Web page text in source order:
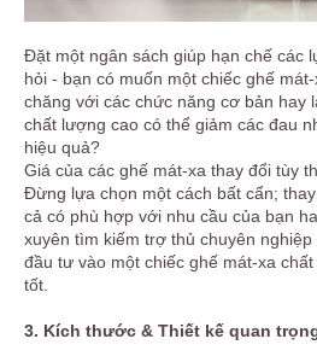
Đặt một ngân sách giúp hạn chế các
hỏi - bạn có muốn một chiếc ghế
chăng với các chức năng cơ bản hay
chất lượng cao có thể giảm các đau
hiệu quả?
Giá của các ghế mát-xa thay đổi tùy
Đừng lựa chọn một cách bất cẩn;
cả có phù hợp với nhu cầu của bạn
xuyên tìm kiếm trợ thủ chuyên nghiệp
đầu tư vào một chiếc ghế mát-xa
tốt.
3. Kích thước & Thiết kế quan